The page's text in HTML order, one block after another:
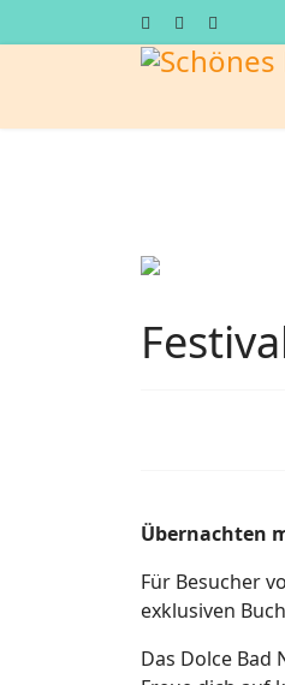
Übernachten
Für Besucher
exklusiven
Das Dolce